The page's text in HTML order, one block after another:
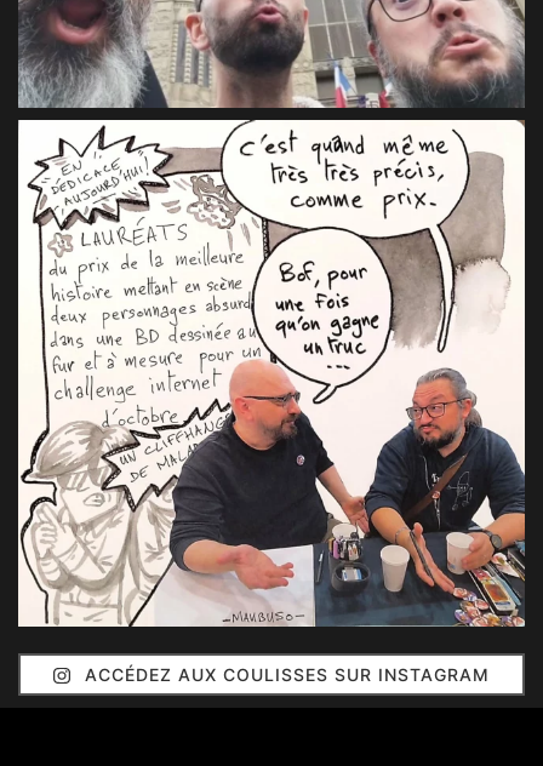
ACCÉDEZ AUX COULISSES SUR INSTAGRAM